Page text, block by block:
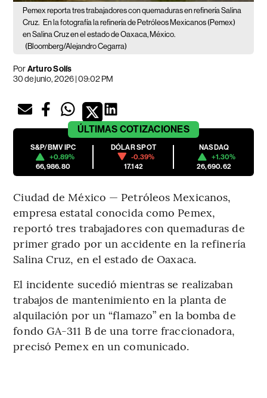
Pemex reporta tres trabajadores con quemaduras en refinería Salina
Cruz. En la fotografía la refinería de Petróleos Mexicanos (Pemex)
en Salina Cruz en el estado de Oaxaca, México.
(Bloomberg/Alejandro Cegarra)
PorArturo Solís
30 de junio, 2026 | 09:02 PM
ÚLTIMAS COTIZACIONES
S&P/BMV IPC
+0.89%
66,986.80
DÓLAR SPOT
-0.39%
17.142
NASDAQ
+1.30%
26,690.62
Ciudad de México — Petróleos Mexicanos,
empresa estatal conocida como Pemex,
reportó tres trabajadores con quemaduras de
primer grado por un accidente en la refinería
Salina Cruz, en el estado de Oaxaca.
El incidente sucedió mientras se realizaban
trabajos de mantenimiento en la planta de
alquilación por un “flamazo” en la bomba de
fondo GA-311 B de una torre fraccionadora,
precisó Pemex en un comunicado.